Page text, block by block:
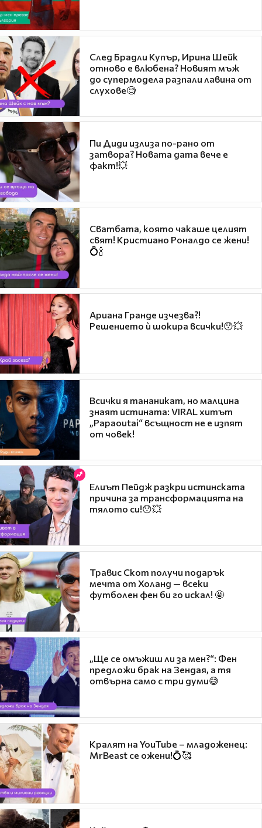
След Брадли Купър, Ирина Шейк
отново е влюбена? Новият мъж
до супермодела разпали лавина от
слухове🧐
Пи Диди излиза по-рано от
затвора? Новата дата вече е
факт!💥
Сватбата, която чакаше целият
свят! Кристиано Роналдо се жени!
💍🍾
Ариана Гранде изчезва?!
Решението ѝ шокира всички!😯💥
Всички я тананикат, но малцина
знаят истината: VIRAL хитът
„Papaoutai“ всъщност не е изпят
от човек!
Елиът Пейдж разкри истинската
причина за трансформацията на
тялото си!😯💥
Травис Скот получи подарък
мечта от Холанд — всеки
футболен фен би го искал! 🤩
„Ще се омъжиш ли за мен?“: Фен
предложи брак на Зендая, а тя
отвърна само с три думи😅
Кралят на YouTube – младоженец:
MrBeast се ожени!💍🥰